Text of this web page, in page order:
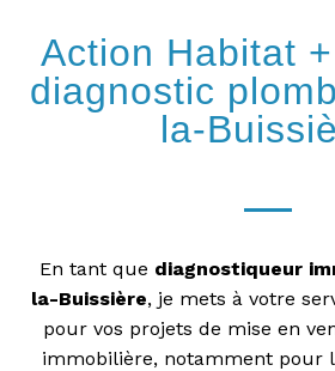
Action Habitat
diagnostic
la-
En tant que diagnostiqueur
la-Buissière, je mets à votre
pour vos projets de mise en
immobilière, notamment pour